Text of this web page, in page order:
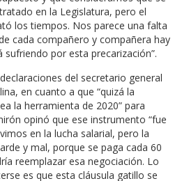
en la Legislatura, pero el
los tiempos. Nos parece una falta
cada compañero y compañera hay
sufriendo por esta precarización”.
del secretario general
en cuanto a que “quizá la
la herramienta de 2020” para
opinó que ese instrumento “fue
en la lucha salarial, pero la
y mal, porque se paga cada 60
reemplazar esa negociación. Lo
es que esta cláusula gatillo se